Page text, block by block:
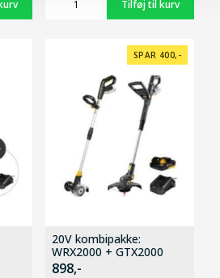
SPAR 400,-
20V kombipakke:
WRX2000 + GTX2000
898,-